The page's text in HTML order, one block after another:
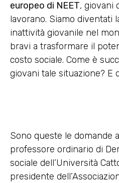
europeo di NEET, giovani
lavorano. Siamo diventati
inattività giovanile nel
bravi a trasformare il
costo sociale. Come è
giovani tale situazione? E
Sono queste le domande
professore ordinario di
sociale dell’Università
presidente